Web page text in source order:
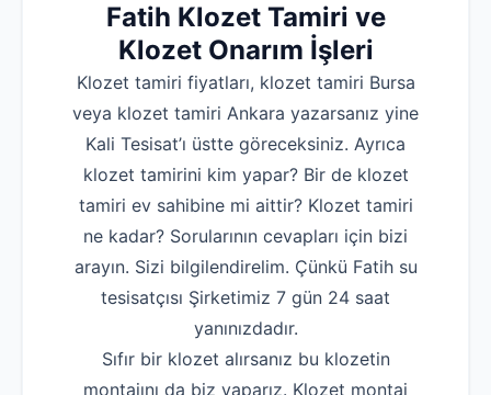
Fatih Klozet Tamiri ve
Klozet Onarım İşleri
Klozet tamiri fiyatları, klozet tamiri Bursa
veya klozet tamiri Ankara yazarsanız yine
Kali Tesisat’ı üstte göreceksiniz. Ayrıca
klozet tamirini kim yapar? Bir de klozet
tamiri ev sahibine mi aittir? Klozet tamiri
ne kadar? Sorularının cevapları için bizi
arayın. Sizi bilgilendirelim. Çünkü Fatih su
tesisatçısı Şirketimiz 7 gün 24 saat
yanınızdadır.
Sıfır bir klozet alırsanız bu klozetin
montajını da biz yaparız. Klozet montaj